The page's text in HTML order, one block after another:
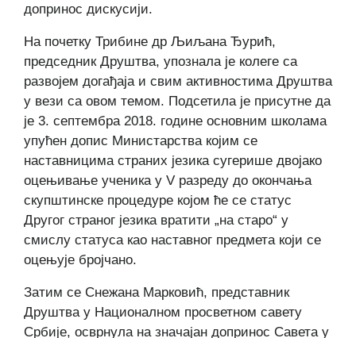
допринос дискусији.
На почетку Трибине др Љиљана Ђурић,
председник Друштва, упознала је колеге са
развојем догађаја и свим активностима Друштва
у вези са овом темом. Подсетила је присутне да
је 3. септембра 2018. године основним школама
упућен допис Министарства којим се
наставницима страних језика сугерише двојако
оцењивање ученика у V разреду до окончања
скупштинске процедуре којом ће се статус
Другог страног језика вратити „на старо“ у
смислу статуса као наставног предмета који се
оцењује бројчано.
Затим се Снежана Марковић, представник
Друштва у Националном просветном савету
Србије, осврнула на значајан допринос Савета у